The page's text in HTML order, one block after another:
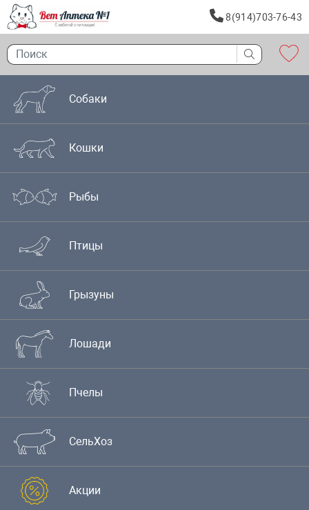
8(914)703-76-43
Собаки
Кошки
Рыбы
Птицы
Грызуны
Лошади
Пчелы
СельХоз
Акции